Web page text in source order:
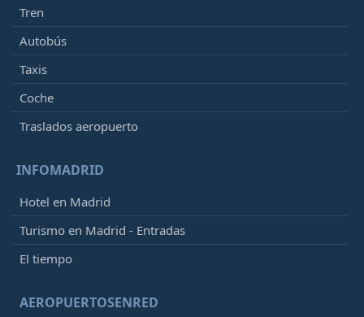
Tren
Autobús
Taxis
Coche
Traslados aeropuerto
INFOMADRID
Hotel en Madrid
Turismo en Madrid - Entradas
El tiempo
AEROPUERTOSENRED